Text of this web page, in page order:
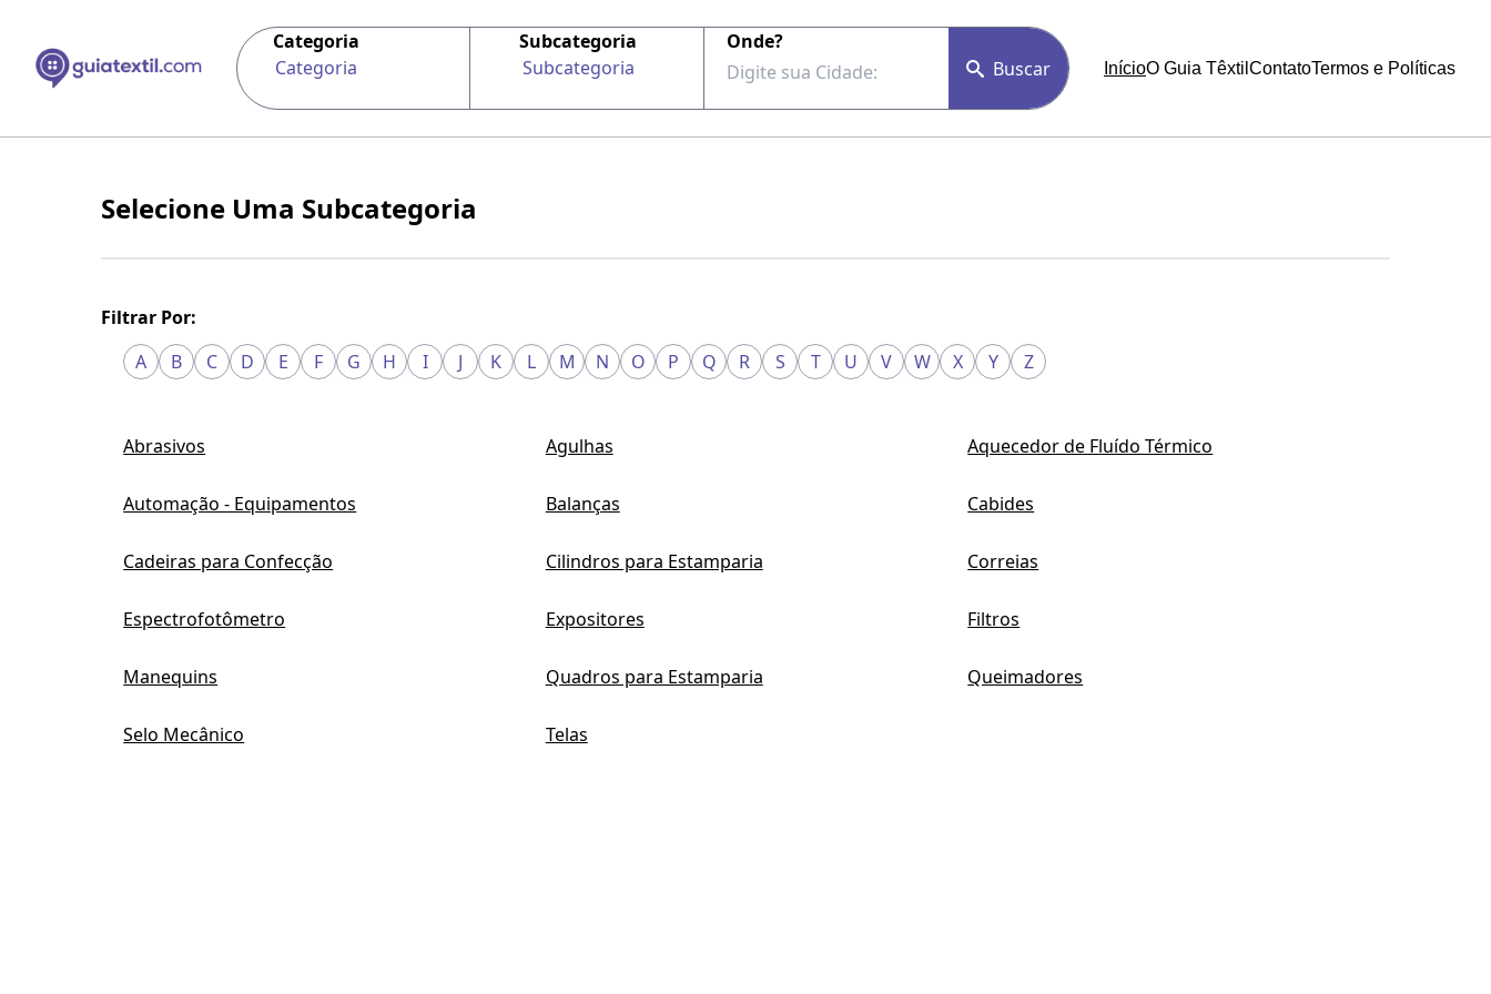
Categoria
Categoria
Subcategoria
Subcategoria
Onde?
Buscar
InícioO Guia Têxtil ContatoTermos e Políticas
Selecione Uma Subcategoria
Filtrar Por:
A
B C D E F G H I J K L M N O P Q R S T U V W X Y Z
Abrasivos Agulhas Aquecedor de Fluído Térmico
Automação - Equipamentos Balanças Cabides
Cadeiras para Confecção Cilindros para Estamparia Correias
Espectrofotômetro Expositores Filtros
Manequins Quadros para Estamparia Queimadores
Selo Mecânico Telas